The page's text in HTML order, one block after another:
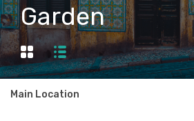
Garden
Main Location